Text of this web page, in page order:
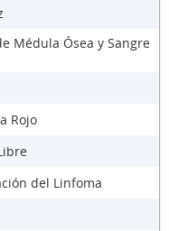
Médula Ósea y Sangre
Rojo
del Linfoma